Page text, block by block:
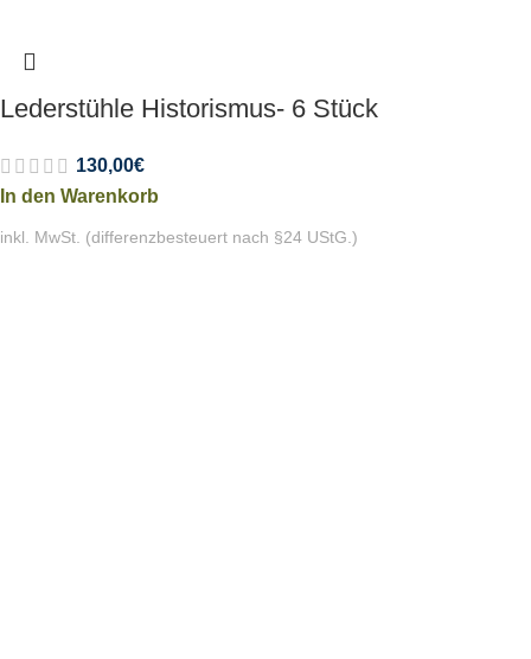
Lederstühle Historismus- 6 Stück
130,00€
In den Warenkorb
inkl. MwSt. (differenzbesteuert nach §24 UStG.)